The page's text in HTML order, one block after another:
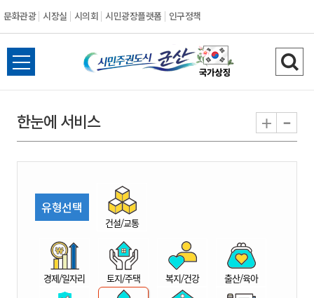
문화관광 시장실 시의회 시민광장플랫폼 인구정책
시
민
권
시
산
전
체
뉴
열
검
색
기
한눈에 서비스 + -
유형선택
건설/교통
경제/일자리 토지/주택 복지/건강 출산/육아